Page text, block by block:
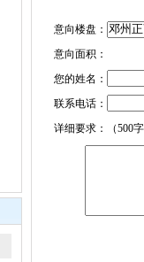
意向楼盘：
意向面积：
您的姓名：
联系电话：
详细要求：（500